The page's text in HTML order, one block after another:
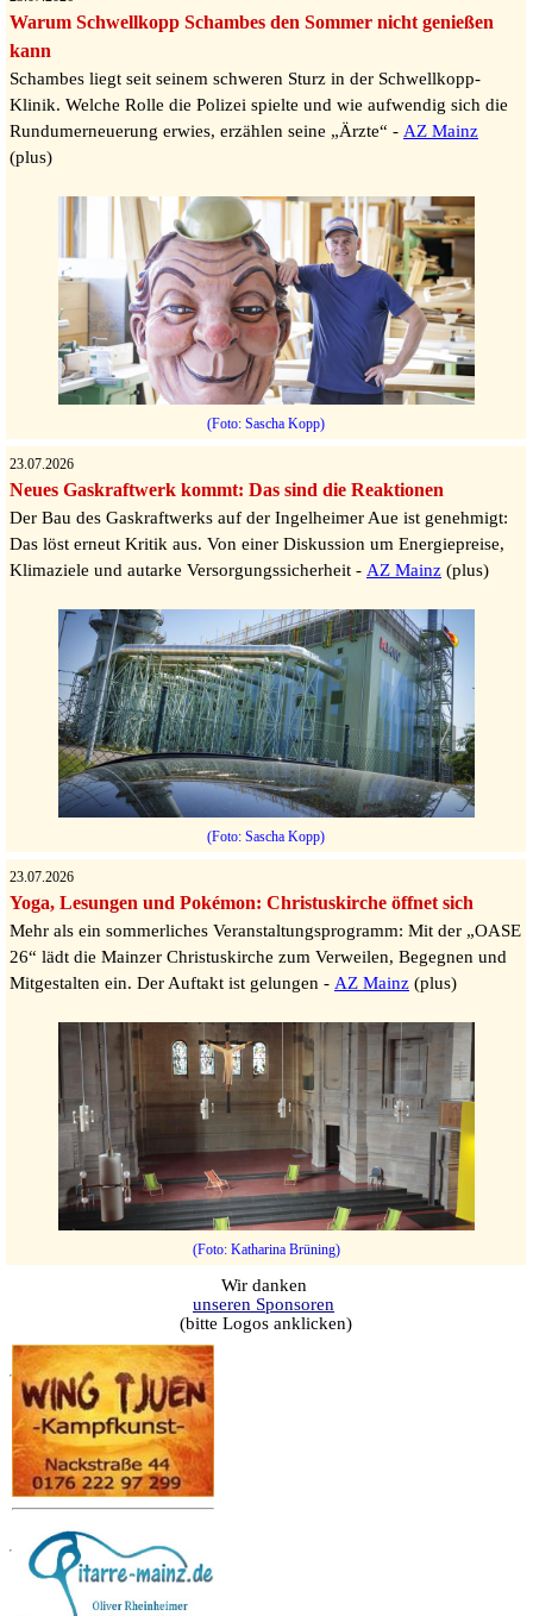
Warum Schwellkopp Schambes den Sommer nicht genießen
kann
Schambes liegt seit seinem schweren Sturz in der Schwellkopp-
Klinik. Welche Rolle die Polizei spielte und wie aufwendig sich die
Rundumerneuerung erwies, erzählen seine „Ärzte“ - AZ Mainz
(plus)
(Foto: Sascha Kopp)
23.07.2026
Neues Gaskraftwerk kommt: Das sind die Reaktionen
Der Bau des Gaskraftwerks auf der Ingelheimer Aue ist genehmigt:
Das löst erneut Kritik aus. Von einer Diskussion um Energiepreise,
Klimaziele und autarke Versorgungssicherheit - AZ Mainz (plus)
(Foto: Sascha Kopp)
23.07.2026
Yoga, Lesungen und Pokémon: Christuskirche öffnet sich
Mehr als ein sommerliches Veranstaltungsprogramm: Mit der „OASE
26“ lädt die Mainzer Christuskirche zum Verweilen, Begegnen und
Mitgestalten ein. Der Auftakt ist gelungen - AZ Mainz (plus)
(Foto: Katharina Brüning)
Wir danken
unseren Sponsoren
(bitte Logos anklicken)